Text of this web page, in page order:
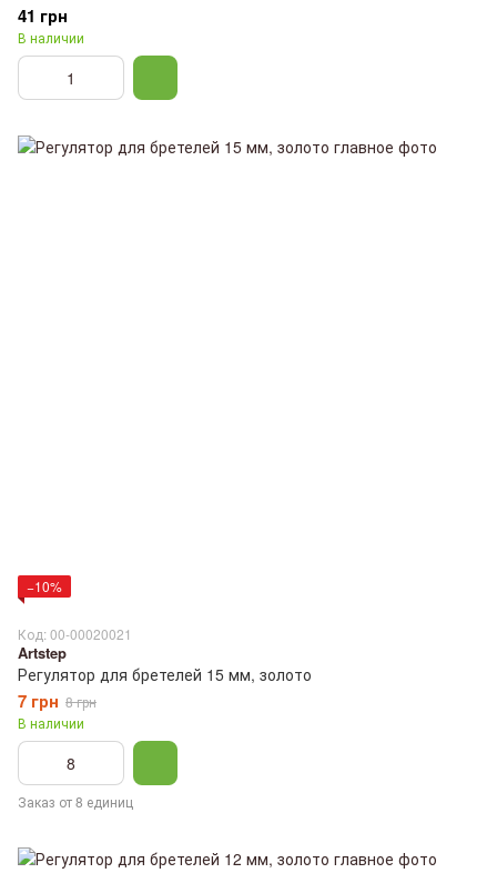
41 грн
В наличии
−10%
Код: 00-00020021
Artstep
Регулятор для бретелей 15 мм, золото
7 грн 8 грн
В наличии
Заказ от 8 единиц